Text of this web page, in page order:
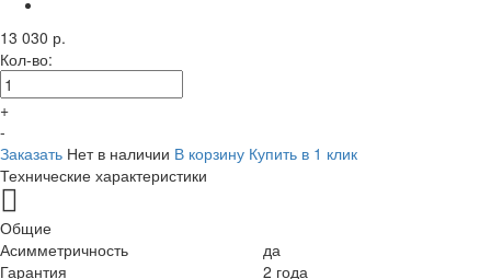
13 030 р.
Кол-во:
+
-
Заказать Нет в наличии В корзину Купить в 1 клик
Технические характеристики
Общие
Асимметричность
да
Гарантия
2 года